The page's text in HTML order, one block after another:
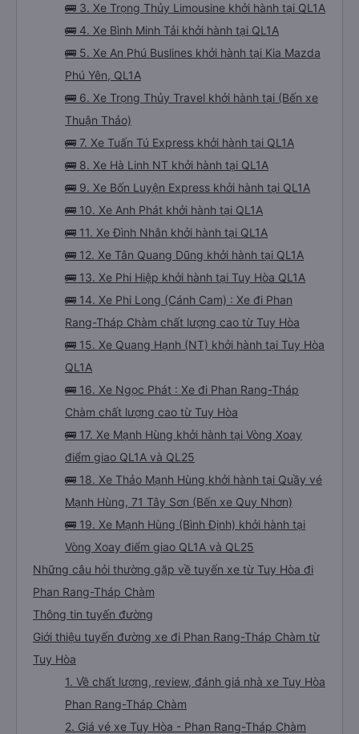
🚌 3. Xe Trọng Thủy Limousine khởi hành tại QL1A
🚌 4. Xe Bình Minh Tải khởi hành tại QL1A
🚌 5. Xe An Phú Buslines khởi hành tại Kia Mazda
Phú Yên, QL1A
🚌 6. Xe Trọng Thủy Travel khởi hành tại (Bến xe
Thuận Thảo)
🚌 7. Xe Tuấn Tú Express khởi hành tại QL1A
🚌 8. Xe Hà Linh NT khởi hành tại QL1A
🚌 9. Xe Bốn Luyện Express khởi hành tại QL1A
🚌 10. Xe Anh Phát khởi hành tại QL1A
🚌 11. Xe Đình Nhân khởi hành tại QL1A
🚌 12. Xe Tân Quang Dũng khởi hành tại QL1A
🚌 13. Xe Phi Hiệp khởi hành tại Tuy Hòa QL1A
🚌 14. Xe Phi Long (Cánh Cam) : Xe đi Phan
Rang-Tháp Chàm chất lượng cao từ Tuy Hòa
🚌 15. Xe Quang Hạnh (NT) khởi hành tại Tuy Hòa
QL1A
🚌 16. Xe Ngọc Phát : Xe đi Phan Rang-Tháp
Chàm chất lượng cao từ Tuy Hòa
🚌 17. Xe Mạnh Hùng khởi hành tại Vòng Xoay
điểm giao QL1A và QL25
🚌 18. Xe Thảo Mạnh Hùng khởi hành tại Quầy vé
Mạnh Hùng, 71 Tây Sơn (Bến xe Quy Nhơn)
🚌 19. Xe Mạnh Hùng (Bình Định) khởi hành tại
Vòng Xoay điểm giao QL1A và QL25
Những câu hỏi thường gặp về tuyến xe từ Tuy Hòa đi
Phan Rang-Tháp Chàm
Thông tin tuyến đường
Giới thiệu tuyến đường xe đi Phan Rang-Tháp Chàm từ
Tuy Hòa
1. Về chất lượng, review, đánh giá nhà xe Tuy Hòa
Phan Rang-Tháp Chàm
2. Giá vé xe Tuy Hòa - Phan Rang-Tháp Chàm